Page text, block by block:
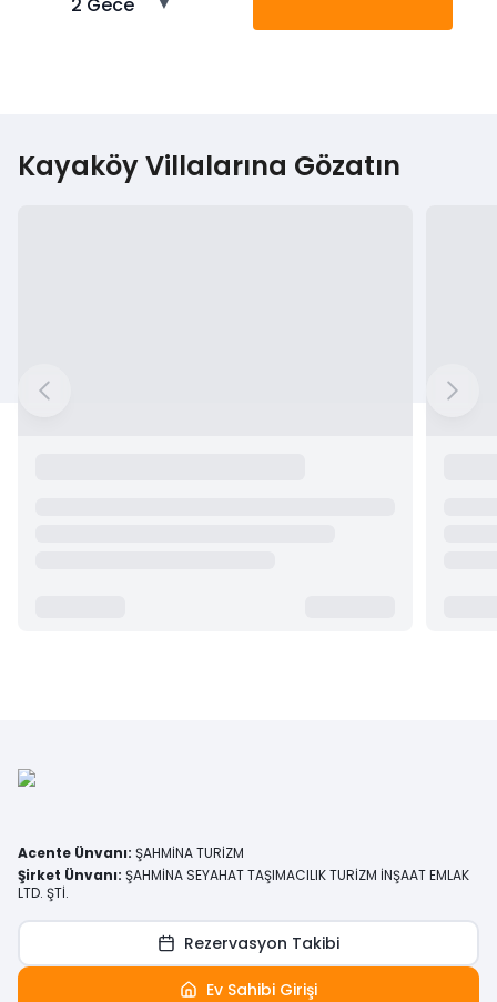
Kayaköy Villalarına Gözatın
Acente Ünvanı: ŞAHMİNA TURİZM
Şirket Ünvanı: ŞAHMİNA SEYAHAT TAŞIMACILIK TURİZM İNŞAAT EMLAK
LTD. ŞTİ.
Rezervasyon Takibi
Ev Sahibi Girişi